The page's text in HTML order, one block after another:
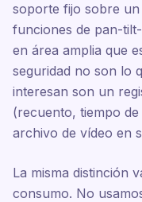
soporte fijo sobre un
funciones de pan-
en área amplia que
seguridad no son lo
interesan son un
(recuento, tiempo
archivo de vídeo en
La misma distinción
consumo. No